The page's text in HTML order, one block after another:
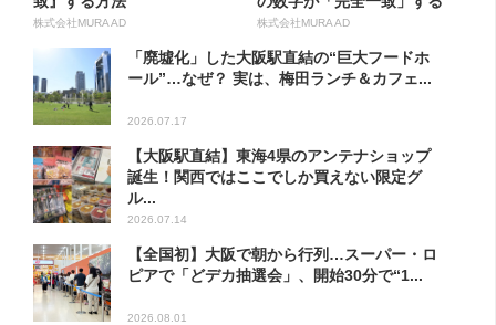
株式会社MURA AD
方...
株式会社MURA AD
「廃墟化」した大阪駅直結の“巨大フードホ
ール”…なぜ？ 実は、梅田ランチ＆カフェ...
2026.07.17
【大阪駅直結】東海4県のアンテナショップ
誕生！関西ではここでしか買えない限定グ
ル...
2026.07.14
【全国初】大阪で朝から行列…スーパー・ロ
ピアで「どデカ抽選会」、開始30分で“1...
2026.08.01